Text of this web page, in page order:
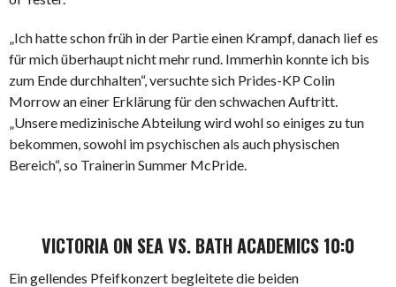
„Ich hatte schon früh in der Partie einen Krampf, danach lief es
für mich überhaupt nicht mehr rund. Immerhin konnte ich bis
zum Ende durchhalten“, versuchte sich Prides-KP Colin
Morrow an einer Erklärung für den schwachen Auftritt.
„Unsere medizinische Abteilung wird wohl so einiges zu tun
bekommen, sowohl im psychischen als auch physischen
Bereich“, so Trainerin Summer McPride.
VICTORIA ON SEA VS. BATH ACADEMICS 10:0
Ein gellendes Pfeifkonzert begleitete die beiden